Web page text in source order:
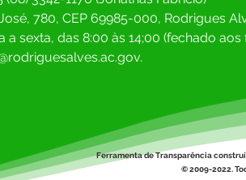
780, CEP 69985-000, Rodrigues
a sexta, das 8:00 às 14;00 (fechado
Ferramenta de Transparência
© 2009-2022.